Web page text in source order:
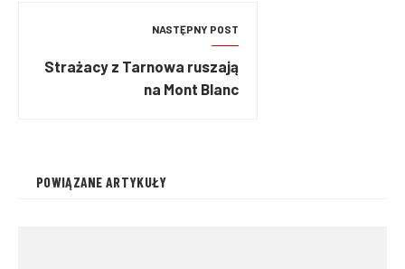
NASTĘPNY POST
Strażacy z Tarnowa ruszają
na Mont Blanc
POWIĄZANE ARTYKUŁY